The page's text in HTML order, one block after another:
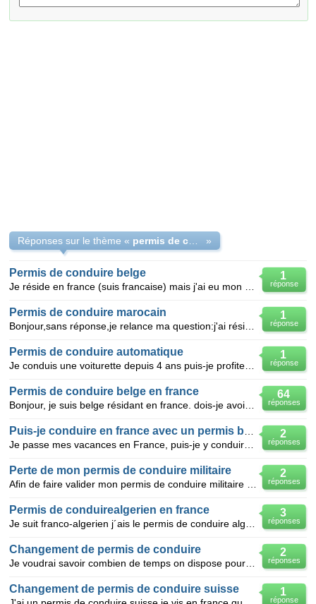
Réponses sur le thème « »
1
réponse
Permis de conduire belge
1
réponse
Permis de conduire marocain
1
réponse
Permis de conduire automatique
64
réponses
Permis de conduire belge en france
2
réponses
2
réponses
Perte de mon permis de conduire militaire
3
réponses
Permis de conduirealgerien en france
2
réponses
Changement de permis de conduire
1
réponse
Changement de permis de conduire suisse